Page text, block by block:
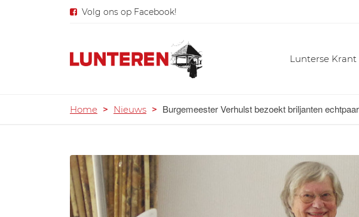
Volg ons op Facebook!
Lunterse Krant
Home > Nieuws > Burgemeester Verhulst bezoekt briljanten